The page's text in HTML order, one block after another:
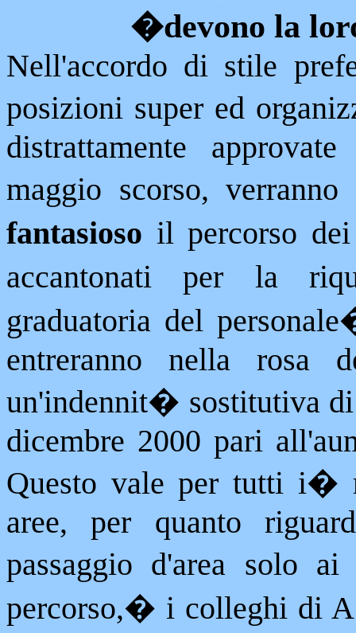
�devono la
Nell'accordo di stile
posizioni super ed
distrattamente
maggio scorso, verranno
fantasioso il percorso
accantonati per la
graduatoria del personale
entreranno nella rosa
un'indennit� sostitutiva
dicembre 2000 pari
Questo vale per tutti i�
aree, per quanto
passaggio d'area solo
percorso,�i colleghi di